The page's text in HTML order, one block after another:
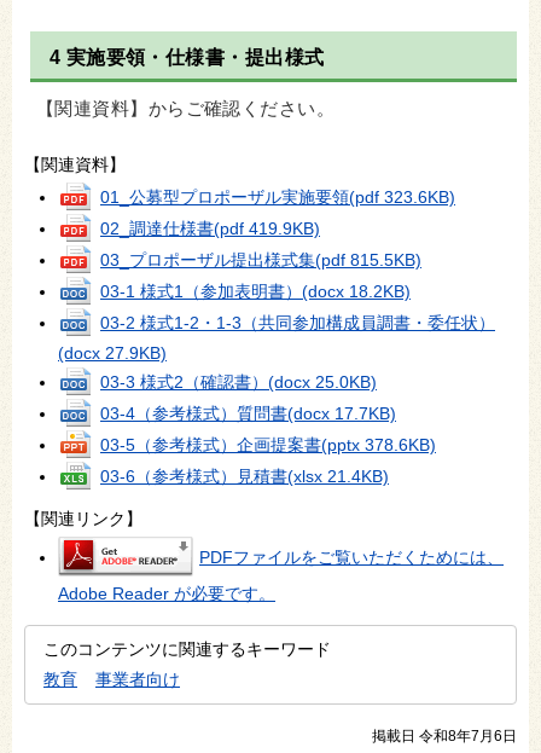
4 実施要領・仕様書・提出様式
【関連資料】からご確認ください。
【関連資料】
01_公募型プロポーザル実施要領(pdf 323.6KB)
02_調達仕様書(pdf 419.9KB)
03_プロポーザル提出様式集(pdf 815.5KB)
03-1 様式1（参加表明書） (docx 18.2KB)
03-2 様式1-2・1-3（共同参加構成員調書・委任状）
(docx 27.9KB)
03-3 様式2（確認書） (docx 25.0KB)
03-4（参考様式）質問書(docx 17.7KB)
03-5（参考様式）企画提案書(pptx 378.6KB)
03-6（参考様式）見積書(xlsx 21.4KB)
【関連リンク】
PDFファイルをご覧いただくためには、
Adobe Reader が必要です。
このコンテンツに関連するキーワード
教育
事業者向け
掲載日 令和8年7月6日